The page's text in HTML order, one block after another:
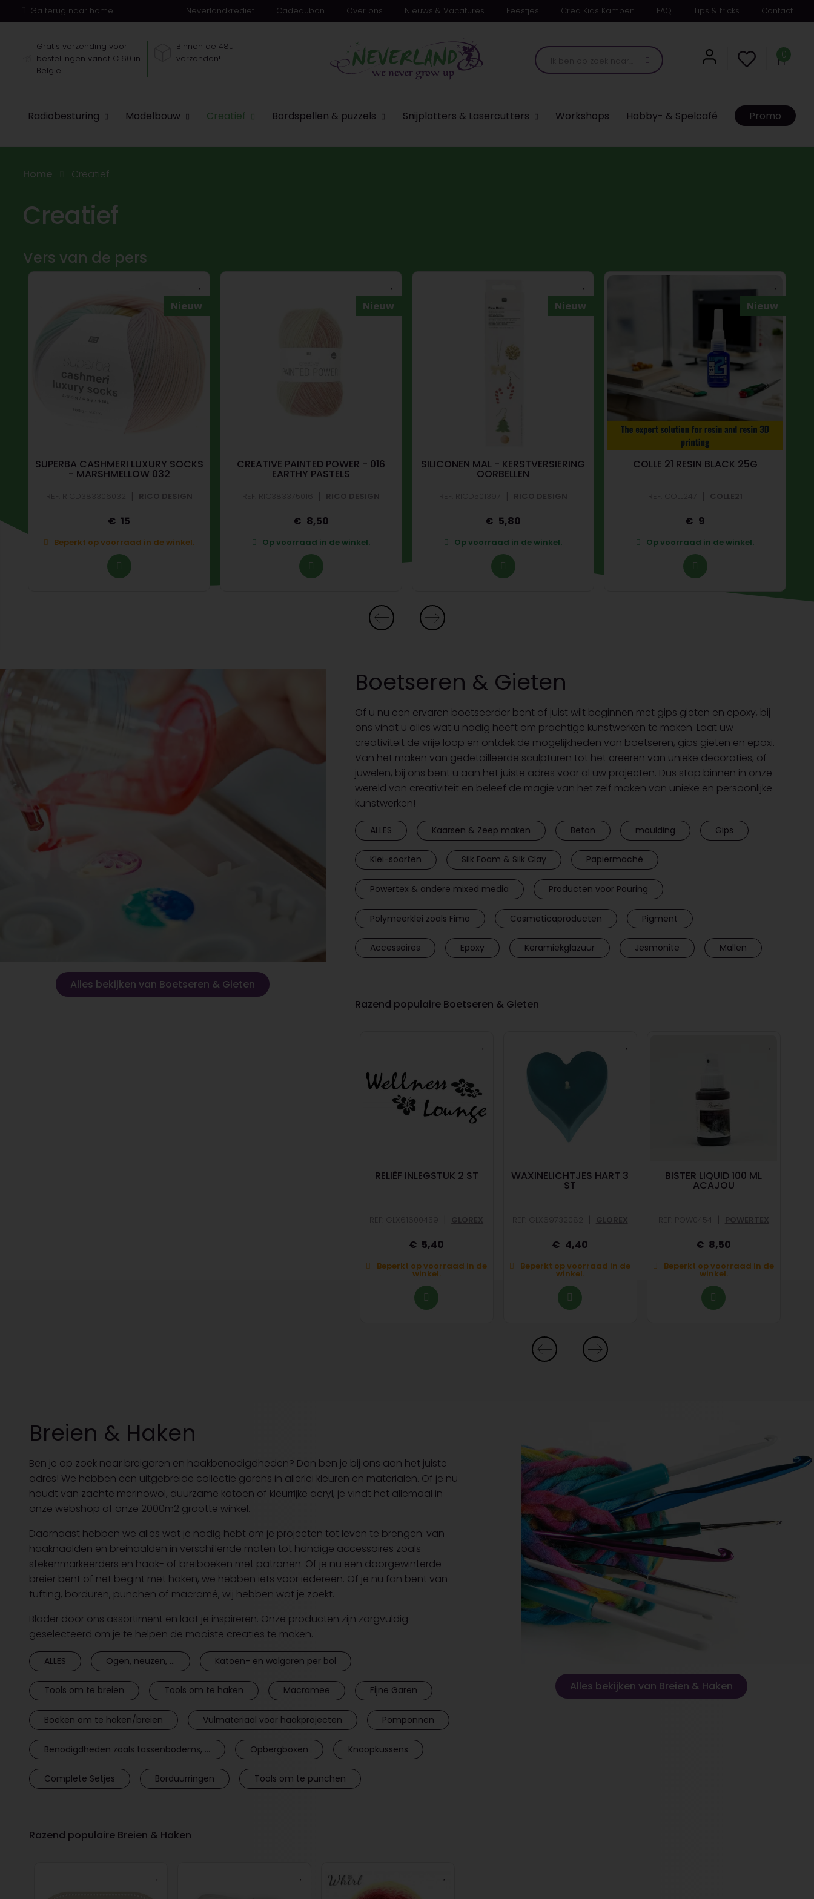
Ga terug naar home. Neverlandkrediet Cadeaubon Over ons Nieuws & Vacatures Feestjes Crea Kids Kampen FAQ Tips & tricks Contact
Gratis verzending voor
bestellingen vanaf € 60 in
België
Binnen de 48u
verzonden!
0
Radiobesturing Modelbouw Creatief Bordspellen & puzzels Snijplotters & Lasercutters Workshops Hobby- & Spelcafé Promo
Home Creatief
Creatief
Vers van de pers
Nieuw
SUPERBA CASHMERI LUXURY SOCKS
- MARSHMELLOW 032
| RICO DESIGN
15
Beperkt op voorraad in de winkel.
Nieuw
CREATIVE PAINTED POWER - 016
EARTHY PASTELS
| RICO DESIGN
8,50
Op voorraad in de winkel.
Nieuw
SILICONEN MAL - KERSTVERSIERING
OORBELLEN
| RICO DESIGN
5,80
Op voorraad in de winkel.
Nieuw
COLLE 21 RESIN BLACK 25G
REF: COLL247 | COLLE21
9
Op voorraad in de winkel.
Alles bekijken van Boetseren & Gieten
Boetseren & Gieten
Of u nu een ervaren boetseerder bent of juist wilt beginnen met gips gieten en epoxy, bij
ons vindt u alles wat u nodig heeft om prachtige kunstwerken te maken. Laat uw
creativiteit de vrije loop en ontdek de mogelijkheden van boetseren, gips gieten en epoxi.
Van het maken van gedetailleerde sculpturen tot het creëren van unieke decoraties, of
juwelen, bij ons bent u aan het juiste adres voor al uw projecten. Dus stap binnen in onze
wereld van creativiteit en beleef de magie van het zelf maken van unieke en persoonlijke
kunstwerken!
ALLES Kaarsen & Zeep maken Beton moulding Gips
Klei-soorten Silk Foam & Silk Clay Papiermaché
Powertex & andere mixed media Producten voor Pouring
Polymeerklei zoals Fimo Cosmeticaproducten Pigment
Accessoires Epoxy Keramiekglazuur Jesmonite Mallen
Razend populaire Boetseren & Gieten
RELIËF INLEGSTUK 2 ST
REF: GLX61600459 | GLOREX
5,40
Beperkt op voorraad in de
winkel.
WAXINELICHTJES HART 3
ST
| GLOREX
4,40
Beperkt op voorraad in de
winkel.
BISTER LIQUID 100 ML
ACAJOU
REF: POW0454 | POWERTEX
8,50
Beperkt op voorraad in de
winkel.
Alles bekijken van Breien & Haken
Breien & Haken
Ben je op zoek naar breigaren en haakbenodigdheden? Dan ben je bij ons aan het juiste
adres! We hebben een uitgebreide collectie garens in allerlei kleuren en materialen. Of je nu
houdt van zachte merinowol, duurzame katoen of kleurrijke acryl, je vindt het allemaal in
onze webshop of onze 2000m2 grootte winkel.
Daarnaast hebben we alles wat je nodig hebt om je projecten tot leven te brengen: van
haaknaalden en breinaalden in verschillende maten tot handige accessoires zoals
stekenmarkeerders en haak- of breiboeken met patronen. Of je nu een doorgewinterde
breier bent of net begint met haken, we hebben iets voor iedereen. Of je nu fan bent van
tufting, borduren, punchen of macramé, wij hebben wat je zoekt.
Blader door ons assortiment en laat je inspireren. Onze producten zijn zorgvuldig
geselecteerd om je te helpen de mooiste creaties te maken.
ALLES Ogen, neuzen, ... Katoen- en wolgaren per bol
Tools om te breien Tools om te haken Macramee Fijne Garen
Boeken om te haken/breien Vulmateriaal voor haakprojecten Pomponnen
Benodigdheden zoals tassenbodems, ... Opbergboxen Knoopkussens
Complete Setjes Borduurringen Tools om te punchen
Razend populaire Breien & Haken